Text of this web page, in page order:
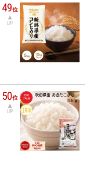
49位
UP
50位
UP